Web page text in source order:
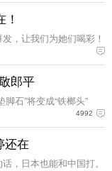
，让我们为她们喝彩！
郎平
石”将变成“铁榔头”
4992
还在
，日本也能和中国打。